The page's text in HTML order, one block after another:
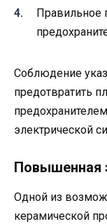
Правильное
Соблюдение
предотвратить
электрической
Повышенная
Одной из
керамической